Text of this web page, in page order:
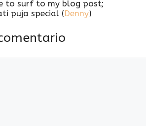
to surf to my blog post;
puja special (Denny)